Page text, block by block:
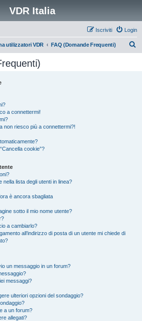
VDR Italia
Login
Iscriviti
utilizzatori VDR FAQ (Domande Frequenti)
a connettermi!
non riesco più a connettermi?!
cookie”?
lista degli utenti in linea?
è ancora sbagliata
sotto il mio nome utente?
a cambiarlo?
all’indirizzo di posta di un utente mi chiede di
un messaggio in un forum?
messaggi?
ulteriori opzioni del sondaggio?
a un forum?
allegati?